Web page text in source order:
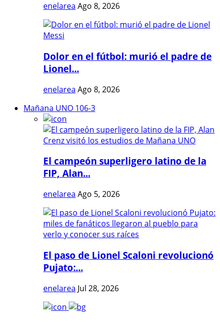
enelarea Ago 8, 2026
Dolor en el fútbol: murió el padre de
Lionel...
enelarea Ago 8, 2026
Mañana UNO 106-3
El campeón superligero latino de la
FIP, Alan...
enelarea Ago 5, 2026
El paso de Lionel Scaloni revolucionó
Pujato:...
enelarea Jul 28, 2026